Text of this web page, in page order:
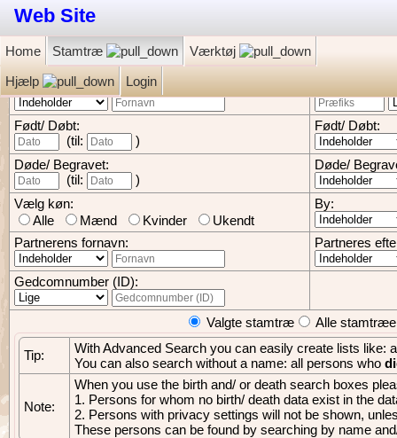
Web Site
Home Stamtræ
Værktøj
Hjælp
Login
Fornavn:
Født/ Døbt:
(til:
)
Født/ Døbt:
Døde/ Begravet:
(til:
)
Døde/
Vælg køn:
Alle
Mænd Kvinder Ukendt
By:
Partnerens fornavn: Partneres
Gedcomnumber (ID):
Valgte stamtræ Alle
Tip:
With Advanced Search you can easily create lists like:
You can also search without a name: all persons who
Note:
When you use the birth and/ or death search boxes
1. Persons for whom no birth/ death data exist in the
2. Persons with privacy settings will not be shown,
These persons can be found by searching by name